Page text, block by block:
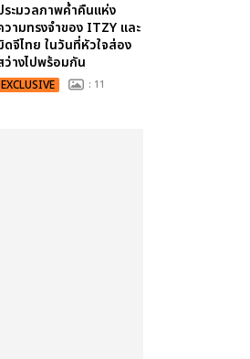
ระมวลภาพค่ำคืนแห่ง
วามทรงจำของ ITZY และ
ดจีไทย ในวันที่หัวใจส่อง
ว่างไปพร้อมกัน
EXCLUSIVE : 11